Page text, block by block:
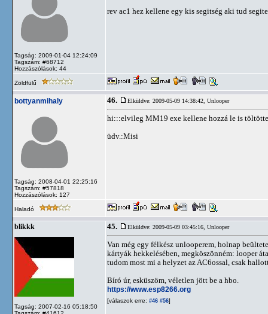
Tagság: 2009-01-04 12:24:09
Tagszám: #68712
Hozzászólások: 44
rev ac1 hez kellene egy kis segitség aki tud
Zöldfülű
bottyanmihaly
Tagság: 2008-04-01 22:25:16
Tagszám: #57818
Hozzászólások: 127
46. Elküldve: 2009-05-09 14:38:42, Unlooper
hi:::elvileg MM19 exe kellene hozzá le is
üdv.:Misi
Haladó
blikkk
Tagság: 2007-02-16 05:18:50
45. Elküldve: 2009-05-09 03:45:16, Unlooper
Van még egy félkész unlooperem, holnap
kártyák hekkelésében, megköszönném: looper
tudom most mi a helyzet az AC6ossal, csak
Bíró úr, esküszöm, véletlen jött be a hbo.
https://www.esp8266.org
[válaszok erre: #46 #56]